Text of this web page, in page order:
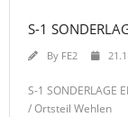
S-1
By FE2
S-1 SONDERLAGE
/ Ortsteil Wehlen